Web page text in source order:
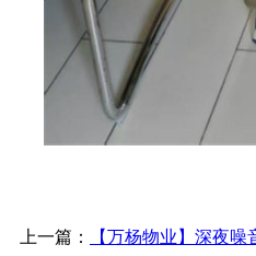
上一篇： 【万杨物业】深夜